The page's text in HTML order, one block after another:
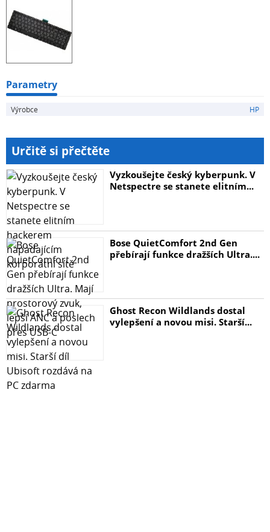
Parametry
Výrobce HP
Určitě si přečtěte
Vyzkoušejte český kyberpunk. V
Netspectre se stanete elitním...
Bose QuietComfort 2nd Gen
přebírají funkce dražších Ultra....
Ghost Recon Wildlands dostal
vylepšení a novou misi. Starší...